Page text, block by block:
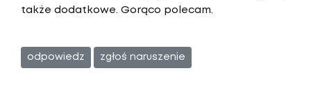
także dodatkowe. Gorąco polecam.
odpowiedz zgłoś naruszenie